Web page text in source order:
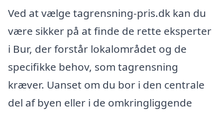
Ved at vælge tagrensning-pris.dk kan du
være sikker på at finde de rette eksperter
i Bur, der forstår lokalområdet og de
specifikke behov, som tagrensning
kræver. Uanset om du bor i den centrale
del af byen eller i de omkringliggende